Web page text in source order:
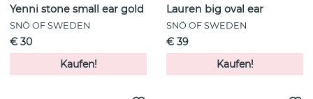
Yenni stone small ear gold
SNÖ OF SWEDEN
€ 30
Kaufen!
Lauren big oval ear
SNÖ OF SWEDEN
€ 39
Kaufen!